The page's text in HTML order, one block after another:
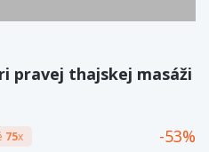
pravej thajskej masáži
75x 53